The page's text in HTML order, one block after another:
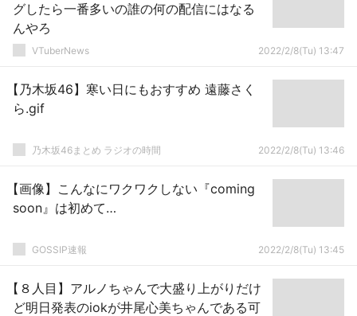
グしたら一番多いの誰の何の配信にはなる
んやろ
VTuberNews 2022/2/8(Tu) 13:47
【乃木坂46】寒い日にもおすすめ 遠藤さく
ら.gif
乃木坂46まとめ ラジオの時間 2022/2/8(Tu) 13:46
【画像】こんなにワクワクしない『coming
soon』は初めて…
GOSSIP速報 2022/2/8(Tu) 13:45
【８人目】アルノちゃんで大盛り上がりだけ
ど明日発表のiokが井尾心美ちゃんである可